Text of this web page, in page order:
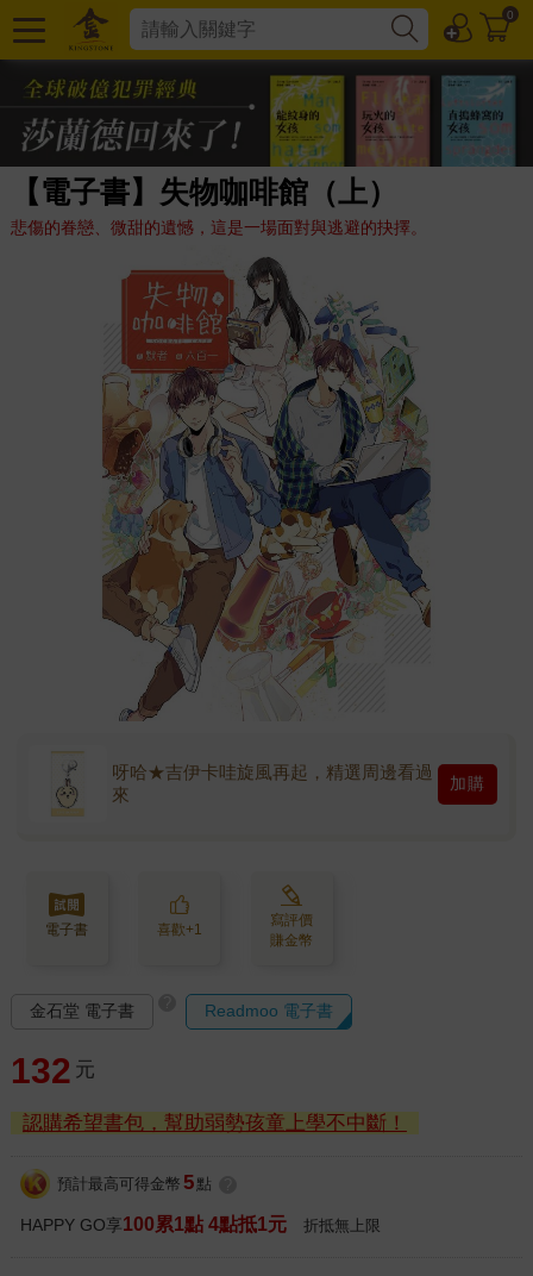
0
【電子書】失物咖啡館（上）
悲傷的眷戀、微甜的遺憾，這是一場面對與逃避的抉擇。
呀哈★吉伊卡哇旋風再起，精選周邊看過
來
加購
電子書 喜歡+1
寫評價
賺金幣
金石堂 電子書 Readmoo 電子書
132 元
認購希望書包，幫助弱勢孩童上學不中斷！
預計最高可得金幣 5 點
HAPPY GO享100累1點 4點抵1元 折抵無上限